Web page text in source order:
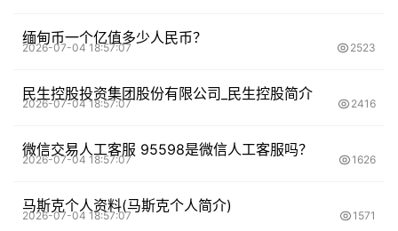
缅甸币一个亿值多少人民币？
2026-07-04 18:57:07 2523
民生控股投资集团股份有限公司_民生控股简介
2026-07-04 18:57:07 2416
微信交易人工客服 95598是微信人工客服吗？
2026-07-04 18:57:07 1626
马斯克个人资料(马斯克个人简介)
2026-07-04 18:57:07 1571